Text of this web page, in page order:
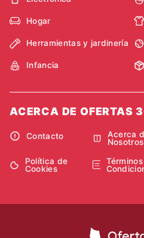
Hogar
Herramientas y jardinería
Infancia
ACERCA DE OFERTAS
Contacto
Acerca
Nosotros
Política de
Cookies